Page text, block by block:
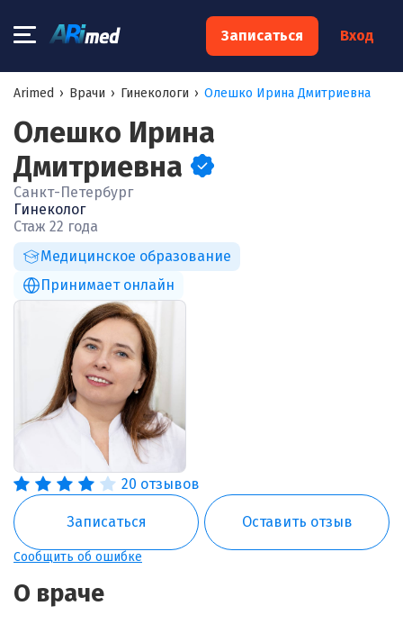
Записаться Вход
Arimed › Врачи › Гинекологи › Олешко Ирина Дмитриевна
Медицинское образование
Олешко Ирина
Дмитриевна
Санкт-Петербург
Гинеколог
Принимает онлайн
Стаж 22 года
20 отзывов
Записаться Оставить отзыв
Сообщить об ошибке
О враче
×
Запишитесь на консультацию к
Ваш телефон:*
Ваш e-mail:*
Я согласен наобработку моих персональных данных